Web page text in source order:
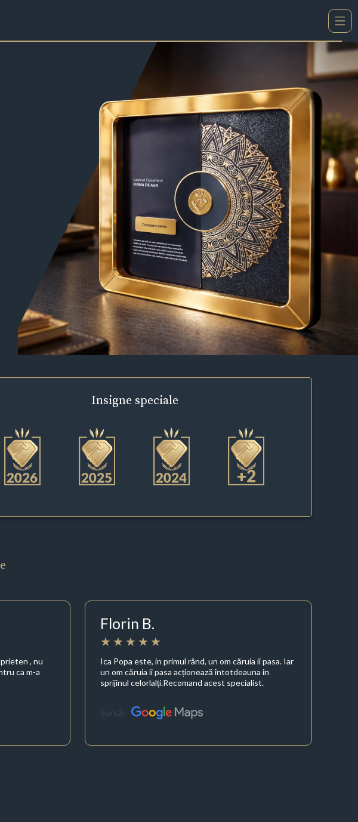
Insigne speciale
+2
, nu
ca m-a
Florin B.
Ica Popa este, in primul rând, un om căruia ii pasa. Iar
un om căruia ii pasa acționează întotdeauna in
sprijinul celorlalți.Recomand acest specialist.
Sursă: